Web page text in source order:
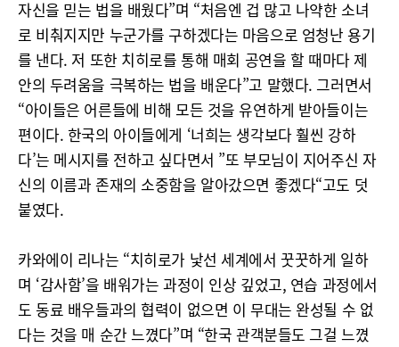
자신을 믿는 법을 배웠다”며 “처음엔 겁 많고 나약한 소녀
로 비춰지지만 누군가를 구하겠다는 마음으로 엄청난 용기
를 낸다. 저 또한 치히로를 통해 매회 공연을 할 때마다 제
안의 두려움을 극복하는 법을 배운다”고 말했다. 그러면서
“아이들은 어른들에 비해 모든 것을 유연하게 받아들이는
편이다. 한국의 아이들에게 ‘너희는 생각보다 훨씬 강하
다’는 메시지를 전하고 싶다면서 ”또 부모님이 지어주신 자
신의 이름과 존재의 소중함을 알아갔으면 좋겠다“고도 덧
붙였다.
카와에이 리나는 “치히로가 낯선 세계에서 꿋꿋하게 일하
며 ‘감사함’을 배워가는 과정이 인상 깊었고, 연습 과정에서
도 동료 배우들과의 협력이 없으면 이 무대는 완성될 수 없
다는 것을 매 순간 느꼈다”며 “한국 관객분들도 그걸 느꼈